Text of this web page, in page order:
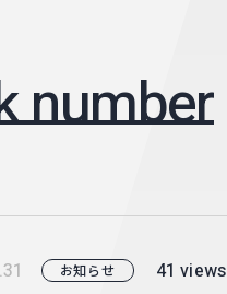
number
お知らせ 41 views